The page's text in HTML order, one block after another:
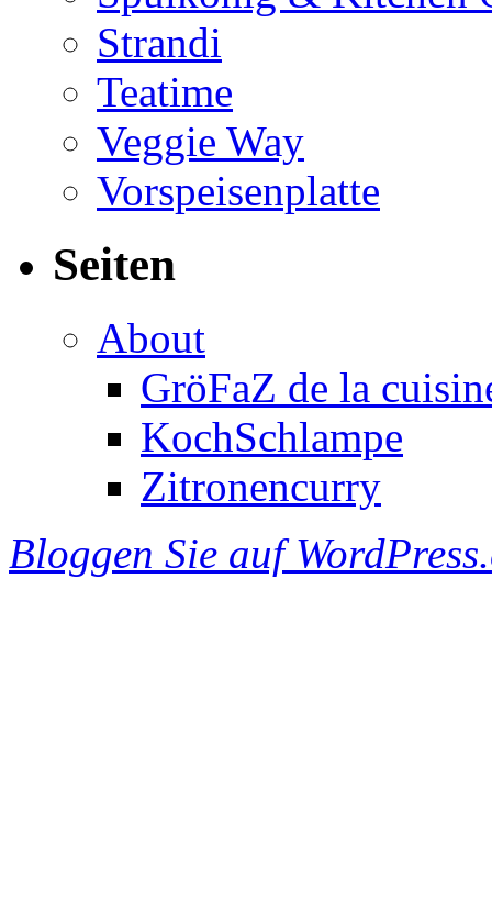
Strandi
Teatime
Veggie Way
Vorspeisenplatte
Seiten
About
GröFaZ de la
KochSchlampe
Zitronencurry
Bloggen Sie auf